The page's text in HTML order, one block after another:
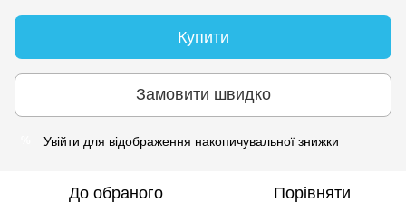
Купити
Замовити швидко
Увійти для відображення накопичувальної знижки
До обраного Порівняти